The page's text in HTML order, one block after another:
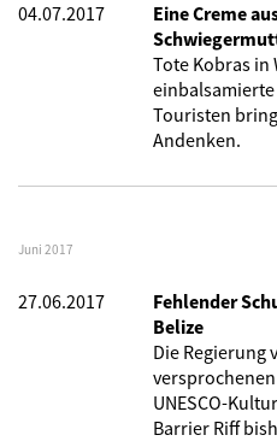
04.07.2017
Eine Creme
Tote Kobras in
Touristen
Andenken.
Juni 2017
27.06.2017
Fehlender
Belize
Die Regierung
UNESCO-
Barrier Riff